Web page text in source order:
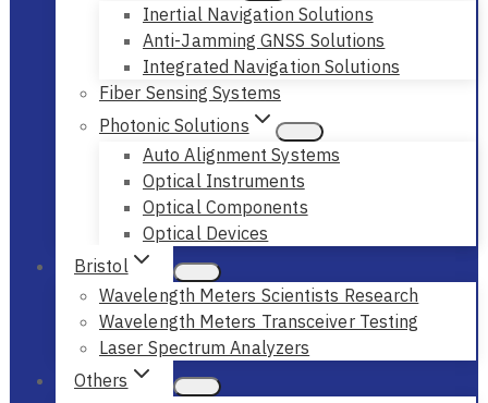
Inertial Navigation Solutions
Anti-Jamming GNSS Solutions
Integrated Navigation Solutions
Fiber Sensing Systems
Photonic Solutions
Auto Alignment Systems
Optical Instruments
Optical Components
Optical Devices
Bristol
Wavelength Meters Scientists Research
Wavelength Meters Transceiver Testing
Laser Spectrum Analyzers
Others